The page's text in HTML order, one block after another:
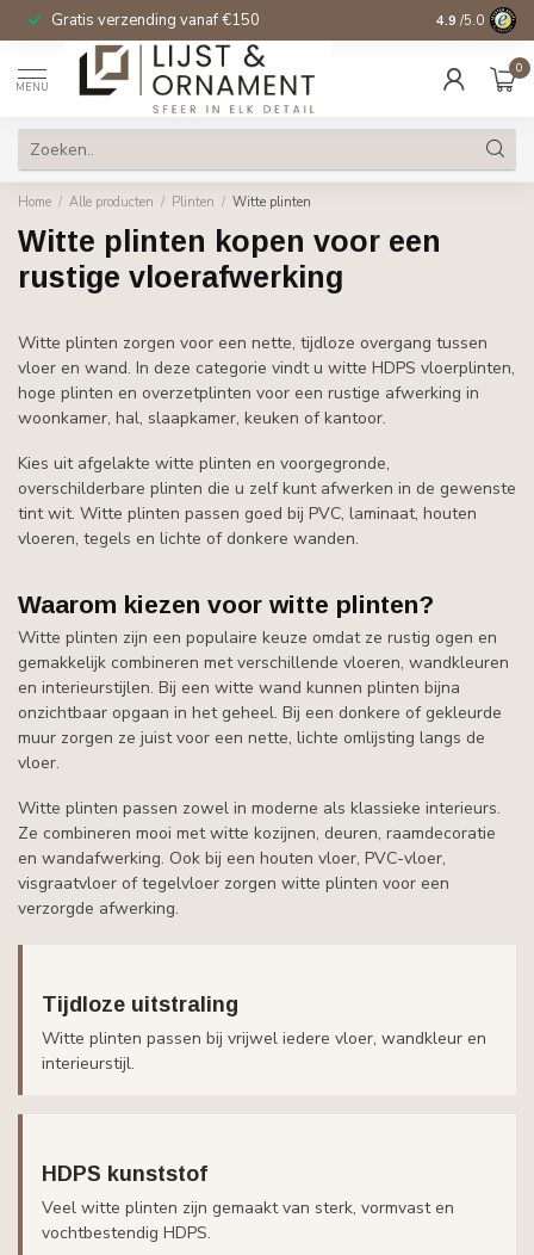
Gratis verzending vanaf €150 14 dagen
4.9 /5.0
MENU
0
Home / Alle producten / Plinten / Witte plinten
Witte plinten kopen voor een
rustige vloerafwerking
Witte plinten zorgen voor een nette, tijdloze overgang tussen
vloer en wand. In deze categorie vindt u witte HDPS vloerplinten,
hoge plinten en overzetplinten voor een rustige afwerking in
woonkamer, hal, slaapkamer, keuken of kantoor.
Kies uit afgelakte witte plinten en voorgegronde,
overschilderbare plinten die u zelf kunt afwerken in de gewenste
tint wit. Witte plinten passen goed bij PVC, laminaat, houten
vloeren, tegels en lichte of donkere wanden.
Waarom kiezen voor witte plinten?
Witte plinten zijn een populaire keuze omdat ze rustig ogen en
gemakkelijk combineren met verschillende vloeren, wandkleuren
en interieurstijlen. Bij een witte wand kunnen plinten bijna
onzichtbaar opgaan in het geheel. Bij een donkere of gekleurde
muur zorgen ze juist voor een nette, lichte omlijsting langs de
vloer.
Witte plinten passen zowel in moderne als klassieke interieurs.
Ze combineren mooi met witte kozijnen, deuren, raamdecoratie
en wandafwerking. Ook bij een houten vloer, PVC-vloer,
visgraatvloer of tegelvloer zorgen witte plinten voor een
verzorgde afwerking.
Tijdloze uitstraling
Witte plinten passen bij vrijwel iedere vloer, wandkleur en
interieurstijl.
HDPS kunststof
Veel witte plinten zijn gemaakt van sterk, vormvast en
vochtbestendig HDPS.